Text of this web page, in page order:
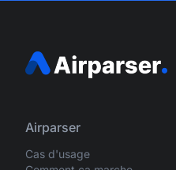
Airparser
Cas d'usage